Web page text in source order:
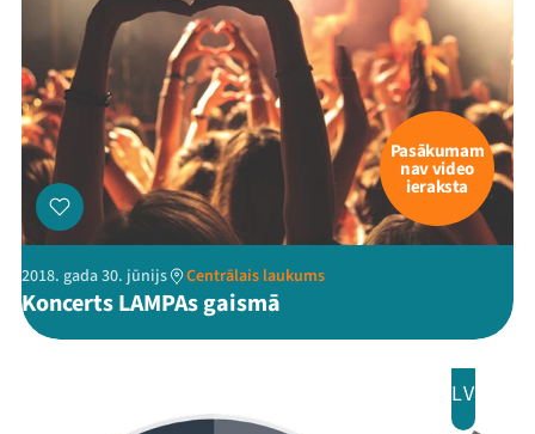
Pasākumam
nav video
ieraksta
2018. gada 30. jūnijs Centrālais laukums
Koncerts LAMPAs gaismā
LV